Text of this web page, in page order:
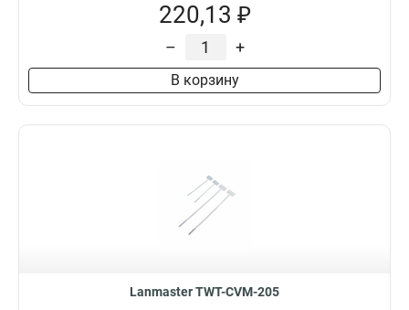
220,13 ₽
– +
В корзину
Lanmaster TWT-CVM-205